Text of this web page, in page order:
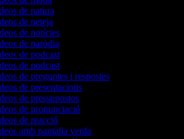
de natura
de neteja
de notícies
de paròdia
de podcast
de podcast
de preguntes i respostes
de presentacions
de pressupostos
de pronunciació
de reacció
amb pantalla verda